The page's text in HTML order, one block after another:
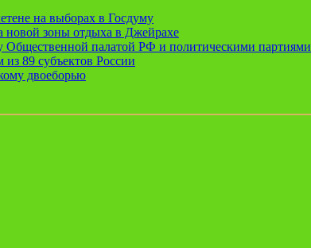
на выборах в Госдуму
новой зоны отдыха в Джейрахе
Общественной палатой РФ и политическими партиями
89 субъектов России
двоеборью